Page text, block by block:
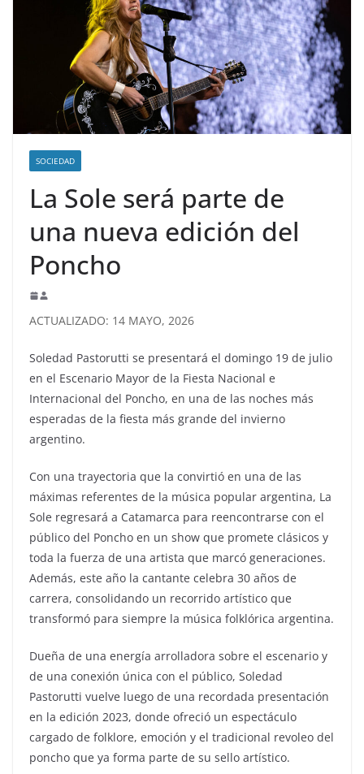
SOCIEDAD
La Sole será parte de
una nueva edición del
Poncho
ACTUALIZADO: 14 MAYO, 2026
Soledad Pastorutti se presentará el domingo 19 de julio
en el Escenario Mayor de la Fiesta Nacional e
Internacional del Poncho, en una de las noches más
esperadas de la fiesta más grande del invierno
argentino.
Con una trayectoria que la convirtió en una de las
máximas referentes de la música popular argentina, La
Sole regresará a Catamarca para reencontrarse con el
público del Poncho en un show que promete clásicos y
toda la fuerza de una artista que marcó generaciones.
Además, este año la cantante celebra 30 años de
carrera, consolidando un recorrido artístico que
transformó para siempre la música folklórica argentina.
Dueña de una energía arrolladora sobre el escenario y
de una conexión única con el público, Soledad
Pastorutti vuelve luego de una recordada presentación
en la edición 2023, donde ofreció un espectáculo
cargado de folklore, emoción y el tradicional revoleo del
poncho que ya forma parte de su sello artístico.